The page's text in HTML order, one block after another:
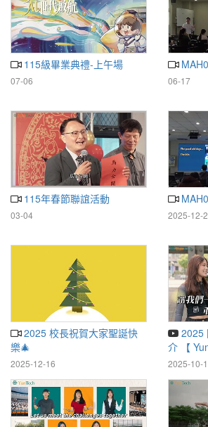
115級畢業典禮-上午場
07-06 06-17
115年春節聯誼活動
03-04 2025-12-
2025 校長祝賀大家聖誕快
樂🎄
2025-12-16
2025 國立雲林科技大學簡
介 【
】
2025-10-